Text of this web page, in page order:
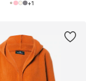
+1